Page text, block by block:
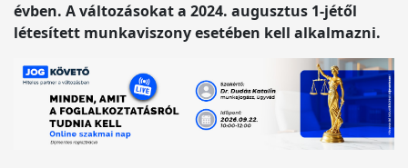
évben. A változásokat a 2024. augusztus 1-jétől
létesített munkaviszony esetében kell alkalmazni.